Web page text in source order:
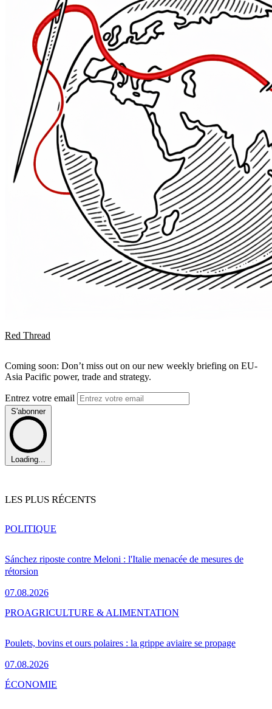
Red Thread
Coming soon: Don’t miss out on our new weekly briefing on EU-
Asia Pacific power, trade and strategy.
Entrez votre email
S'abonner
Loading...
LES PLUS RÉCENTS
Sánchez riposte contre Meloni : l'Italie menacée de mesures de
rétorsion
07.08.2026
POLITIQUE
Poulets, bovins et ours polaires : la grippe aviaire se propage
07.08.2026
PROAGRICULTURE & ALIMENTATION
ÉCONOMIE